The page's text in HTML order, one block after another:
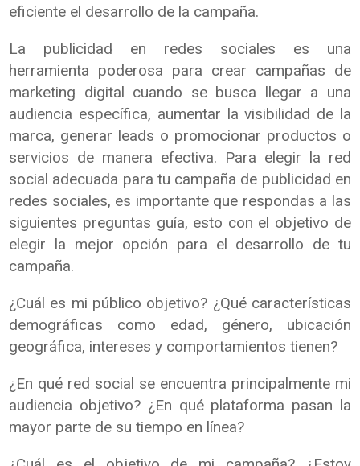
eficiente el desarrollo de la campaña.
La publicidad en redes sociales es una
herramienta poderosa para crear campañas de
marketing digital cuando se busca llegar a una
audiencia específica, aumentar la visibilidad de la
marca, generar leads o promocionar productos o
servicios de manera efectiva. Para elegir la red
social adecuada para tu campaña de publicidad en
redes sociales, es importante que respondas a las
siguientes preguntas guía, esto con el objetivo de
elegir la mejor opción para el desarrollo de tu
campaña.
¿Cuál es mi público objetivo? ¿Qué características
demográficas como edad, género, ubicación
geográfica, intereses y comportamientos tienen?
¿En qué red social se encuentra principalmente mi
audiencia objetivo? ¿En qué plataforma pasan la
mayor parte de su tiempo en línea?